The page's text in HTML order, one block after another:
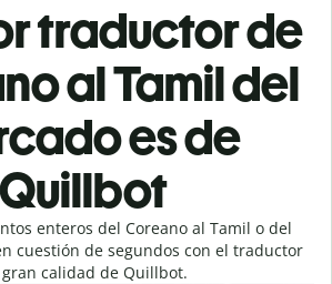
traductor de
al Tamil del
es de
Quillbot
enteros del Coreano al Tamil o del
cuestión de segundos con el traductor
calidad de Quillbot.